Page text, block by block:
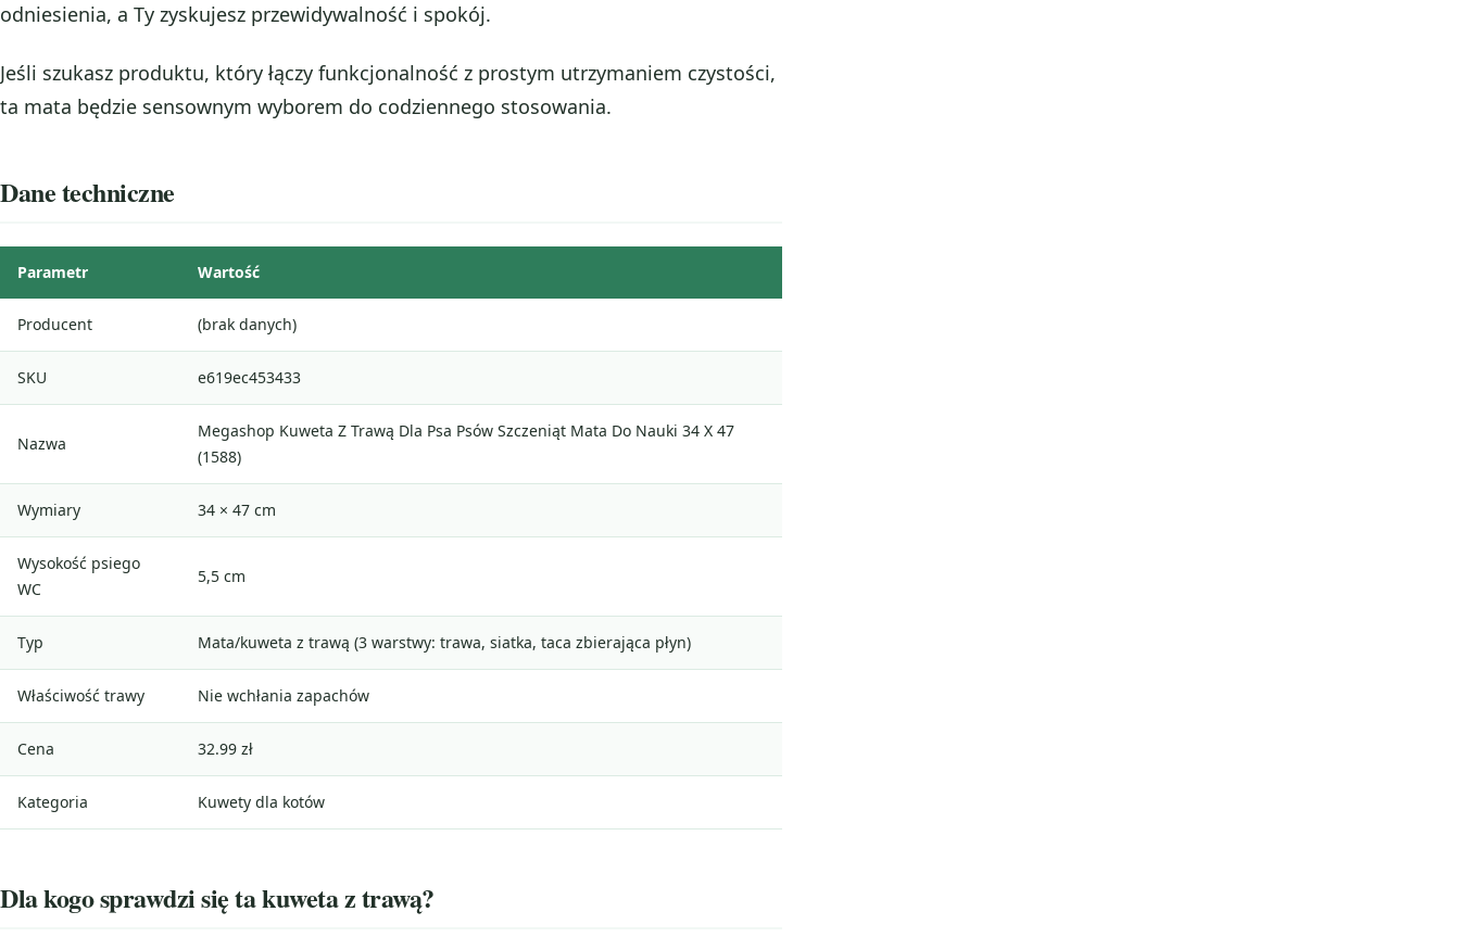
odniesienia, a Ty zyskujesz przewidywalność i spokój.
Jeśli szukasz produktu, który łączy funkcjonalność z prostym utrzymaniem czystości,
ta mata będzie sensownym wyborem do codziennego stosowania.
Dane techniczne
Parametr Wartość
Producent (brak danych)
SKU e619ec453433
Nazwa
Megashop Kuweta Z Trawą Dla Psa Psów Szczeniąt Mata Do Nauki 34 X 47
(1588)
Wymiary 34 × 47 cm
Wysokość psiego
WC
5,5 cm
Typ Mata/kuweta z trawą (3 warstwy: trawa, siatka, taca zbierająca płyn)
Właściwość trawy Nie wchłania zapachów
Cena 32.99 zł
Kategoria Kuwety dla kotów
Dla kogo sprawdzi się ta kuweta z trawą?